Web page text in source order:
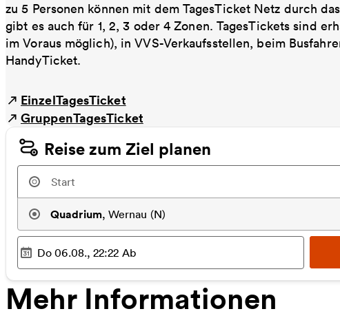
zu 5 Personen können mit dem TagesTicket Netz durch
gibt es auch für 1, 2, 3 oder 4 Zonen. TagesTickets sind
im Voraus möglich), in VVS-Verkaufsstellen, beim
HandyTicket.
EinzelTagesTicket
GruppenTagesTicket
Reise zum Ziel planen
Quadrium, Wernau (N)
Ausgewählter Zeitpunkt
Do 06.08., 22:22 Ab
Mehr Informationen